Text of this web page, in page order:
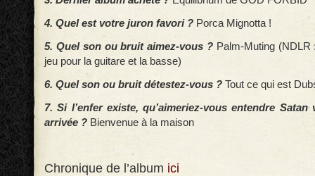
4. Quel est votre juron favori ? Porca Mignotta !
5. Quel son ou bruit aimez-vous ? Palm-Muting (NDLR
jeu pour la guitare et la basse)
6. Quel son ou bruit détestez-vous ? Tout ce qui est
7. Si l’enfer existe, qu’aimeriez-vous entendre
arrivée ? Bienvenue à la maison
Chronique de l’album ici